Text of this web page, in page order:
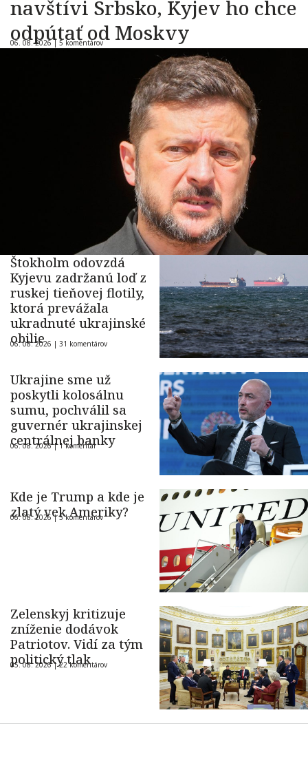
navštívi Srbsko, Kyjev ho chce
odpútať od Moskvy
06. 08. 2026 | 5 komentárov
Štokholm odovzdá
Kyjevu zadržanú loď z
ruskej tieňovej flotily,
ktorá prevážala
ukradnuté ukrajinské
obilie
06. 08. 2026 | 31 komentárov
Ukrajine sme už
poskytli kolosálnu
sumu, pochválil sa
guvernér ukrajinskej
centrálnej banky
06. 08. 2026 |1 komentár
Kde je Trump a kde je
zlatý vek Ameriky?
06. 08. 2026 |5 komentárov
Zelenskyj kritizuje
zníženie dodávok
Patriotov. Vidí za tým
politický tlak
05. 08. 2026 |22 komentárov